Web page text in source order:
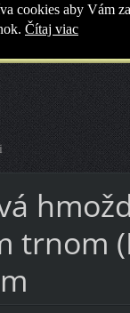
cookies aby Vám
Čítaj viac
trnom